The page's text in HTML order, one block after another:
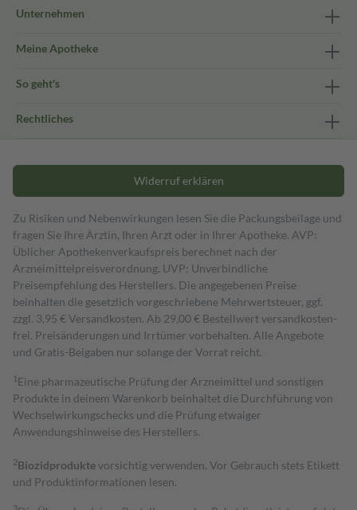
Unternehmen
Meine Apotheke
So geht's
Rechtliches
Widerruf erklären
Zu Risiken und Nebenwirkungen lesen Sie die Packungsbeilage und
fragen Sie Ihre Ärztin, Ihren Arzt oder in Ihrer Apotheke. AVP:
Üblicher Apothekenverkaufspreis berechnet nach der
Arzneimittelpreisverordnung. UVP: Unverbindliche
Preisempfehlung des Herstellers. Die angegebenen Preise
beinhalten die gesetzlich vorgeschriebene Mehrwertsteuer, ggf.
zzgl. 3,95 € Versandkosten. Ab 29,00 € Bestell­wert versand­kosten­
frei. Preisänderungen und Irrtümer vorbehalten. Alle Angebote
und Gratis-Beigaben nur solange der Vorrat reicht.
1 Eine pharmazeutische Prüfung der Arzneimittel und sonstigen
Produkte in deinem Warenkorb beinhaltet die Durchführung von
Wechselwirkungschecks und die Prüfung etwaiger
Anwendungshinweise des Herstellers.
2Biozidproduktevorsichtig verwenden. Vor Gebrauch stets Etikett
und Produktinformationen lesen.